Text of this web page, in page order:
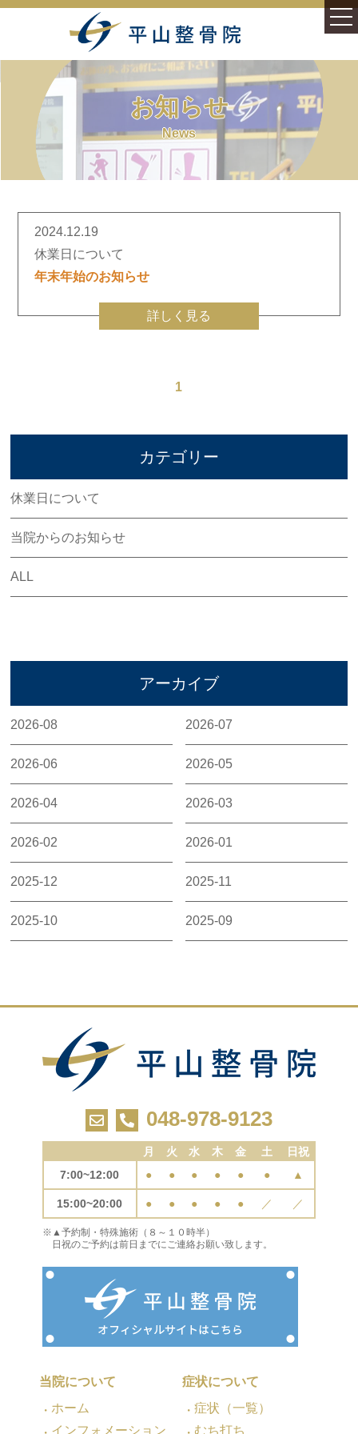
ホーム
施術案内
症状別
平山整骨院について
整骨院と整形外科の違い
お知らせ
News
2024.12.19
休業日について
年末年始のお知らせ
詳しく見る
1
カテゴリー
休業日について
当院からのお知らせ
ALL
アーカイブ
2026-08 2026-07
2026-06 2026-05
2026-04 2026-03
2026-02 2026-01
2025-12 2025-11
2025-10 2025-09
048-978-9123
月 火 水 木 金 土
日祝
7:00~12:00
● ● ● ● ● ● ▲
15:00~20:00 ● ● ● ● ● ／ ／
※▲予約制・特殊施術（８～１０時半）
日祝のご予約は前日までにご連絡お願い致します。
当院について
ホーム
インフォメーション
症状について
症状（一覧）
むち打ち